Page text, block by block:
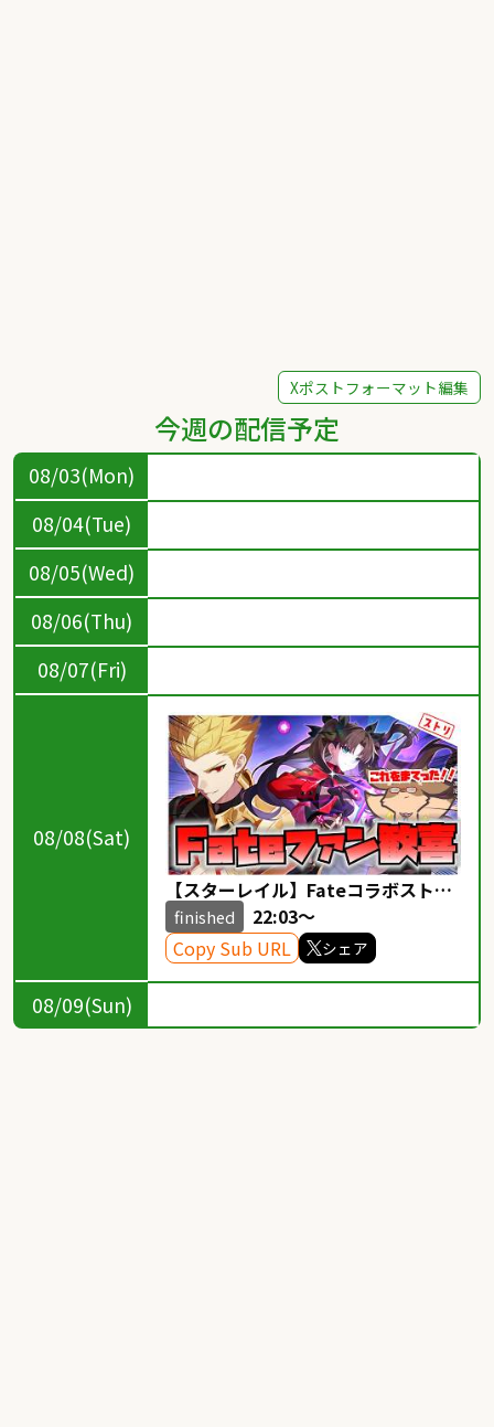
Xポストフォーマット編集
今週の配信予定
08/03(Mon)
08/04(Tue)
08/05(Wed)
08/06(Thu)
08/07(Fri)
08/08(Sat)
【スターレイル】Fateコラボストー
リーをぉおおやるぞぉおお！！
@Fateファン【Robin.chr】
finished
22:03～
Copy Sub URL
シェア
08/09(Sun)